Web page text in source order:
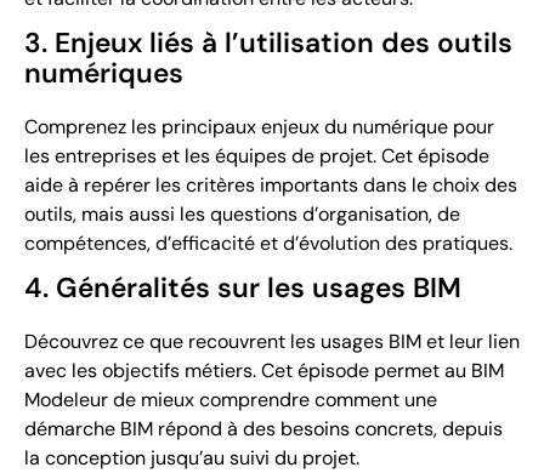
3. Enjeux liés à l’utilisation des outils
numériques
Comprenez les principaux enjeux du numérique pour
les entreprises et les équipes de projet. Cet épisode
aide à repérer les critères importants dans le choix des
outils, mais aussi les questions d’organisation, de
compétences, d’efficacité et d’évolution des pratiques.
4. Généralités sur les usages BIM
Découvrez ce que recouvrent les usages BIM et leur lien
avec les objectifs métiers. Cet épisode permet au BIM
Modeleur de mieux comprendre comment une
démarche BIM répond à des besoins concrets, depuis
la conception jusqu’au suivi du projet.